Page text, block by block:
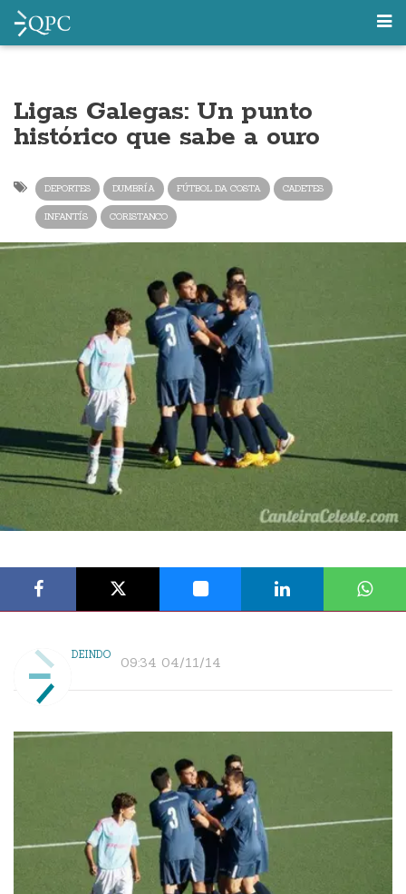
Ligas Galegas: Un punto
histórico que sabe a ouro
DEPORTES DUMBRÍA FÚTBOL DA COSTA CADETES
INFANTÍS CORISTANCO
DEINDO 09:34 04/11/14